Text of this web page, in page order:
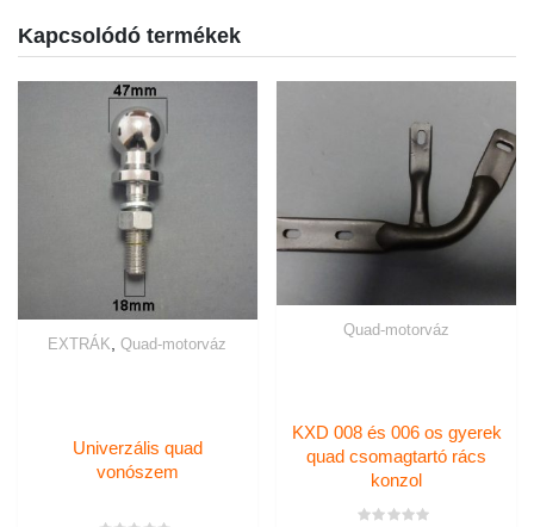
Kapcsolódó termékek
EXTRÁK,Quad-motorváz
Univerzális quad
vonószem
Quad-motorváz
KXD 008 és 006 os gyerek
quad csomagtartó rács
konzol